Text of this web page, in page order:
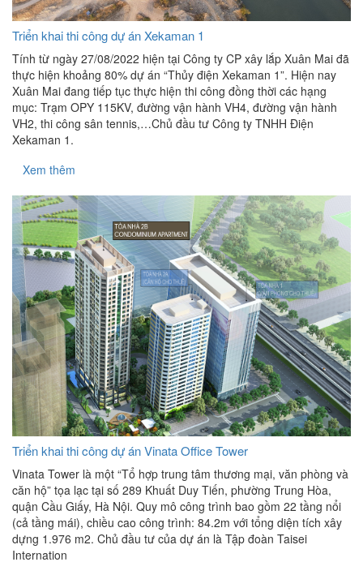
Triển khai thi công dự án Xekaman 1
Tính từ ngày 27/08/2022 hiện tại Công ty CP xây lắp Xuân Mai đã
thực hiện khoảng 80% dự án “Thủy điện Xekaman 1”. Hiện nay
Xuân Mai đang tiếp tục thực hiện thi công đồng thời các hạng
mục: Trạm OPY 115KV, đường vận hành VH4, đường vận hành
VH2, thi công sân tennis,…Chủ đầu tư Công ty TNHH Điện
Xekaman 1.
Xem thêm
Triển khai thi công dự án Vinata Office Tower
Vinata Tower là một “Tổ hợp trung tâm thương mại, văn phòng và
căn hộ” tọa lạc tại số 289 Khuất Duy Tiến, phường Trung Hòa,
quận Cầu Giấy, Hà Nội. Quy mô công trình bao gồm 22 tầng nổi
(cả tầng mái), chiều cao công trình: 84.2m với tổng diện tích xây
dựng 1.976 m2. Chủ đầu tư của dự án là Tập đoàn Taisei
Internation